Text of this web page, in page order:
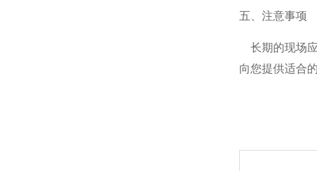
五、注意事项
长期的现场
向您提供适合